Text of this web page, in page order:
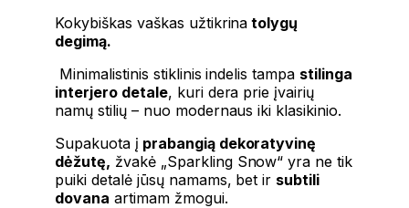
Kokybiškas vaškas užtikrina tolygų
degimą.
Minimalistinis stiklinis indelis tampa stilinga
interjero detale, kuri dera prie įvairių
namų stilių – nuo ​​modernaus iki klasikinio.
Supakuota į prabangią dekoratyvinę
dėžutę, žvakė „Sparkling Snow“ yra ne tik
puiki detalė jūsų namams, bet ir subtili
dovana artimam žmogui.